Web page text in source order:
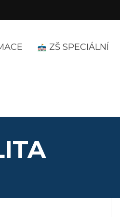
ZŠ SPECIÁLNÍ